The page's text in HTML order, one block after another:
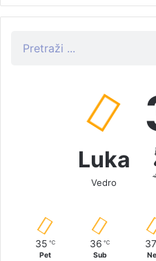
Luka
Vedro
35 ℃
Pet
36 ℃
Sub
37